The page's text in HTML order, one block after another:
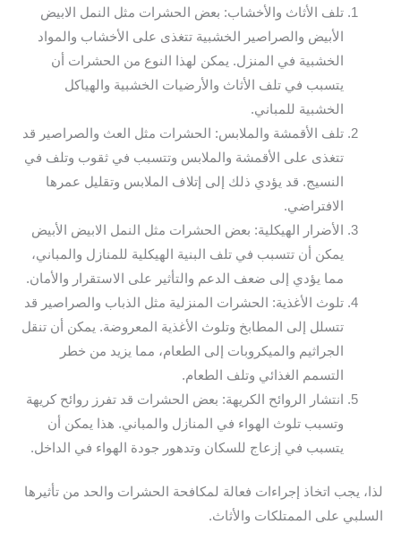
تلف الأثاث والأخشاب: بعض الحشرات مثل النمل الابيض
الأبيض والصراصير الخشبية تتغذى على الأخشاب والمواد
الخشبية في المنزل. يمكن لهذا النوع من الحشرات أن
يتسبب في تلف الأثاث والأرضيات الخشبية والهياكل
الخشبية للمباني.
تلف الأقمشة والملابس: الحشرات مثل العث والصراصير قد
تتغذى على الأقمشة والملابس وتتسبب في ثقوب وتلف في
النسيج. قد يؤدي ذلك إلى إتلاف الملابس وتقليل عمرها
الافتراضي.
الأضرار الهيكلية: بعض الحشرات مثل النمل الابيض الأبيض
يمكن أن تتسبب في تلف البنية الهيكلية للمنازل والمباني،
مما يؤدي إلى ضعف الدعم والتأثير على الاستقرار والأمان.
تلوث الأغذية: الحشرات المنزلية مثل الذباب والصراصير قد
تتسلل إلى المطابخ وتلوث الأغذية المعروضة. يمكن أن تنقل
الجراثيم والميكروبات إلى الطعام، مما يزيد من خطر
التسمم الغذائي وتلف الطعام.
انتشار الروائح الكريهة: بعض الحشرات قد تفرز روائح كريهة
وتسبب تلوث الهواء في المنازل والمباني. هذا يمكن أن
يتسبب في إزعاج للسكان وتدهور جودة الهواء في الداخل.
لذا، يجب اتخاذ إجراءات فعالة لمكافحة الحشرات والحد من تأثيرها
السلبي على الممتلكات والأثاث.